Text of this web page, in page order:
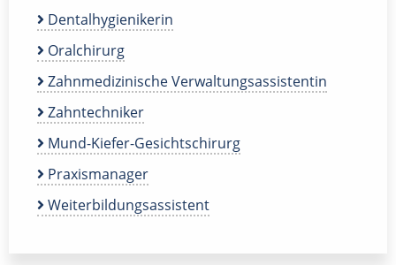
Dentalhygienikerin
Oralchirurg
Zahnmedizinische Verwaltungsassistentin
Zahntechniker
Mund-Kiefer-Gesichtschirurg
Praxismanager
Weiterbildungsassistent